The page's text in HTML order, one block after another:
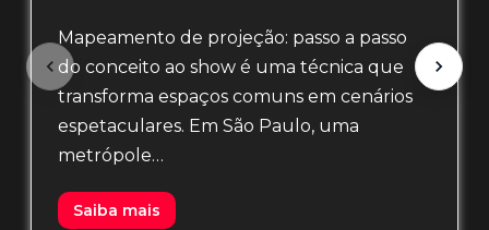
Mapeamento de projeção: passo a passo
do conceito ao show é uma técnica que
transforma espaços comuns em cenários
espetaculares. Em São Paulo, uma
metrópole…
Saiba mais